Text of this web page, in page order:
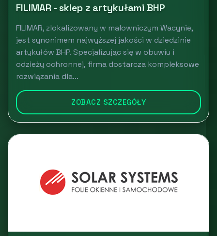
FILIMAR - sklep z artykułami BHP
FILIMAR, zlokalizowany w malowniczym Wacynie,
jest synonimem najwyższej jakości w dziedzinie
artykułów BHP. Specjalizując się w obuwiu i
odzieży ochronnej, firma dostarcza kompleksowe
rozwiązania dla...
ZOBACZ SZCZEGÓŁY